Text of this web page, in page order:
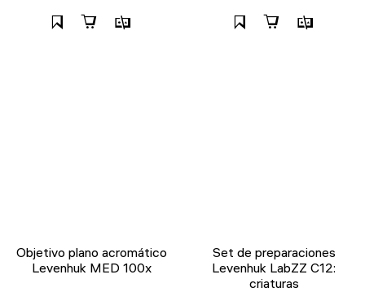
Objetivo plano acromático
Levenhuk MED 100x
Set de preparaciones
Levenhuk LabZZ C12:
criaturas